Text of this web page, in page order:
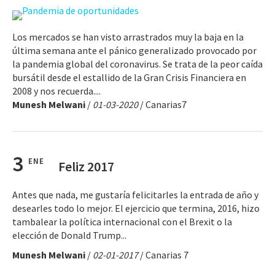
Los mercados se han visto arrastrados muy la baja en la
última semana ante el pánico generalizado provocado por
la pandemia global del coronavirus. Se trata de la peor caída
bursátil desde el estallido de la Gran Crisis Financiera en
2008 y nos recuerda....
Munesh Melwani / 01-03-2020/ Canarias7
3 ENE Feliz 2017
Antes que nada, me gustaría felicitarles la entrada de año y
desearles todo lo mejor. El ejercicio que termina, 2016, hizo
tambalear la política internacional con el Brexit o la
elección de Donald Trump...
Munesh Melwani / 02-01-2017/ Canarias 7